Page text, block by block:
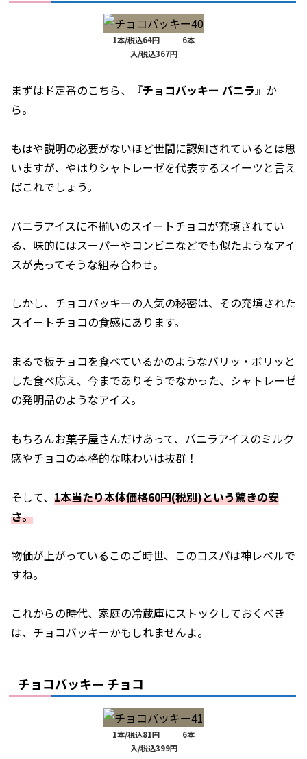
1本/税込64円 6本
入/税込367円
まずはド定番のこちら、『チョコバッキー バニラ』か
ら。
もはや説明の必要がないほど世間に認知されているとは思
いますが、やはりシャトレーゼを代表するスイーツと言え
ばこれでしょう。
バニラアイスに不揃いのスイートチョコが充填されてい
る、味的にはスーパーやコンビニなどでも似たようなアイ
スが売ってそうな組み合わせ。
しかし、チョコバッキーの人気の秘密は、その充填された
スイートチョコの食感にあります。
まるで板チョコを食べているかのようなバリッ・ボリッと
した食べ応え、今までありそうでなかった、シャトレーゼ
の発明品のようなアイス。
もちろんお菓子屋さんだけあって、バニラアイスのミルク
感やチョコの本格的な味わいは抜群！
そして、 1本当たり本体価格60円(税別)という驚きの安
さ。
物価が上がっているこのご時世、このコスパは神レベルで
すね。
これからの時代、家庭の冷蔵庫にストックしておくべき
は、チョコバッキーかもしれませんよ。
チョコバッキー チョコ
1本/税込81円 6本
入/税込399円